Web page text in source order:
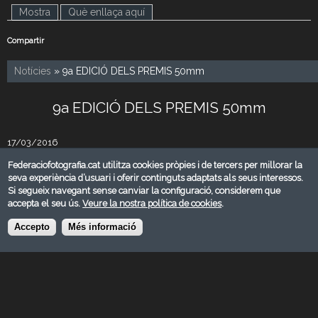
Mostra (pestanya activa)
Què enllaça aquí
Compartir
Notícies » 9a EDICIÓ DELS PREMIS 50mm
9a EDICIÓ DELS PREMIS 50mm
17/03/2016
Federació Catalana de Fotografia
Descarregar
Federaciofotografia.cat utilitza cookies pròpies i de tercers per millorar la
seva experiència d’usuari i oferir continguts adaptats als seus interessos.
Si segueix navegant sense canviar la configuració, considerem que
accepta el seu ús.Veure la nostra política de cookies.
Accepto Més informació